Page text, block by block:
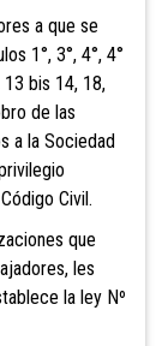
a que se
1°, 3°, 4°, 4°
13 bis 14, 18,
de las
a la Sociedad
Civil.
que
les
la ley Nº